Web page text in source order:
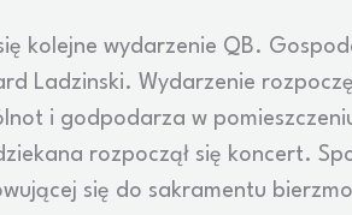
kolejne wydarzenie QB.
Ladzinski. Wydarzenie
i godpodarza w
rozpoczął się koncert.
się do sakramentu